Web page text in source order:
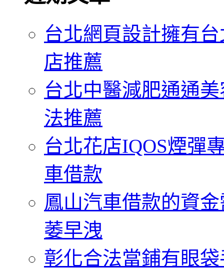
台北網頁設計擁有
店推薦
台北中醫減肥通通
法推薦
台北花店IQOS煙彈
車借款
鳳山汽車借款的資
萎早洩
彰化合法當鋪有眼